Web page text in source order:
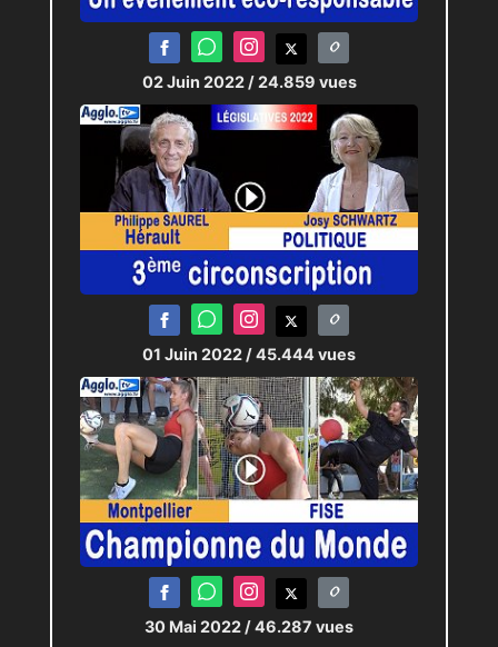
02 Juin 2022 / 24.859 vues
01 Juin 2022 / 45.444 vues
30 Mai 2022 / 46.287 vues